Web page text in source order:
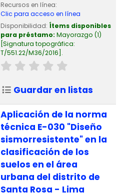
Recursos en línea:
Clic para acceso en línea
Disponibilidad: Ítems disponibles
para préstamo: Mayorazgo (1)
Signatura topográfica:
T/551.22/M36/2016 .
Guardar en listas
Aplicación de la norma
técnica E-030 "Diseño
sismorresistente" en la
clasificación de los
suelos en el área
urbana del distrito de
Santa Rosa - Lima